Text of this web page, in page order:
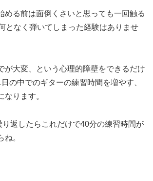
める前は面倒くさいと思っても一回触る
となく弾いてしまった経験はありませ
が大変、という心理的障壁をできるだけ
の中でのギターの練習時間を増やす、
なります。
返したらこれだけで40分の練習時間が
ね。